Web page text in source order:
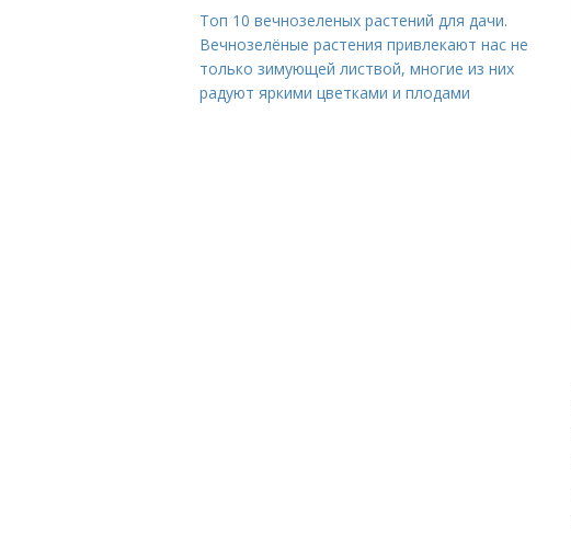
Топ 10 вечнозеленых растений для дачи.
Вечнозелёные растения привлекают нас не
только зимующей листвой, многие из них
радуют яркими цветками и плодами